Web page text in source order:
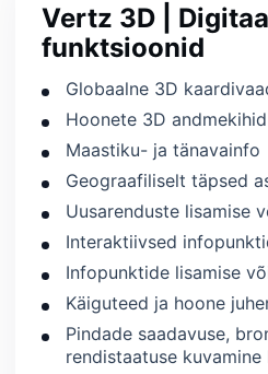
Vertz 3D |
funktsioonid
Globaalne 3D
Hoonete 3D andmekihid
Maastiku- ja tänavainfo
Geograafiliselt täpsed
Uusarenduste lisamise
Interaktiivsed
Infopunktide lisamise
Käiguteed ja hoone
Pindade saadavuse,
rendistaatuse kuvamine